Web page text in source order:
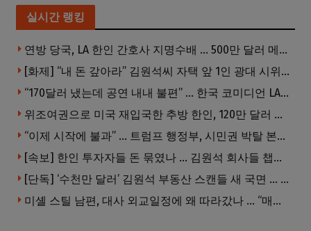
실시간 랭킹
연방 당국, LA 한인 간호사 지명수배 … 500만 달러 메디캐어 사기, 선고 직전 한국 도주
[화제] “내 돈 갚아라” 김원석씨 자택 앞 1인 광대 시위 … 한인 투자사, “108만 달러 못받아”
“170달러 냈는데 공연 내내 불편” … 한국 코미디언 LA공연, 음향 불량에 외모 비하 개그 논란
위조여권으로 미국 재입국한 추방 한인, 120만 달러 은행 사기 행각
“이제 시작에 불과” … 트럼프 행정부, 시민권 박탈 본격화
[속보] 한인 투자자들 돈 묶였나 … 김원석 회사들 챕터7 강제파산·자진파산 잇따라 신청
[단독] ‘수천만 달러’ 김원석 부동산 스캔들 새 국면 … 한인 투자자들 소송 잇따라 ‘디폴트’ 절차
미셸 스틸 남편, 대사 외교일정에 왜 따라갔나 … “매우 이례적”